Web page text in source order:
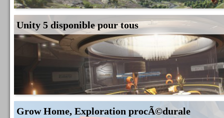
Unity 5 disponible pour tous
Grow Home, Exploration procÃ©durale